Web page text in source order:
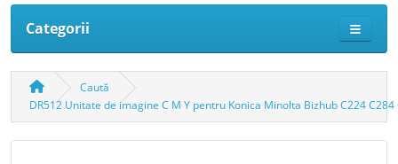
Categorii
Caută
DR512 Unitate de imagine C M Y pentru Konica Minolta Bizhub C224 C284